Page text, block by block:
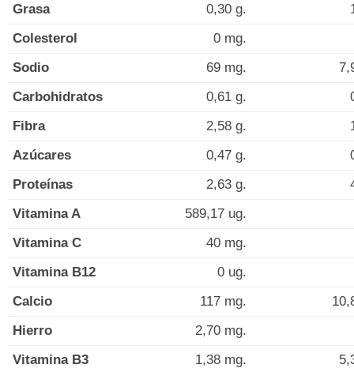
Grasa
0,30 g.
Colesterol
0 mg.
Sodio
69 mg.
Carbohidratos
0,61 g.
Fibra
2,58 g.
Azúcares
0,47 g.
Proteínas
2,63 g.
Vitamina A
589,17 ug.
Vitamina C
40 mg.
Vitamina B12
0 ug.
Calcio
117 mg.
Hierro
2,70 mg.
Vitamina B3
1,38 mg.